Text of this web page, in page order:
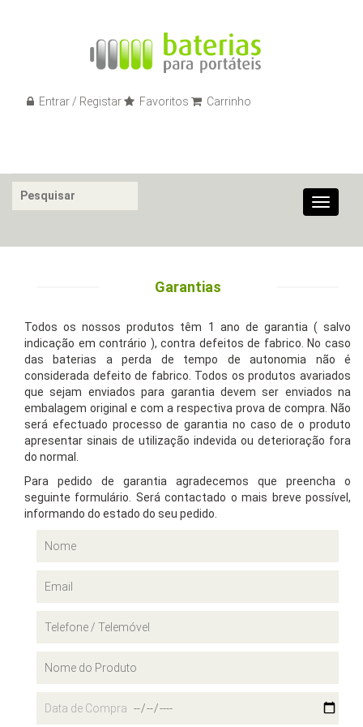
Entrar / Registar Favoritos Carrinho
Toggle
Garantias
Todos os nossos produtos têm 1 ano de garantia ( salvo
indicação em contrário ), contra defeitos de fabrico. No caso
das baterias a perda de tempo de autonomia não é
considerada defeito de fabrico. Todos os produtos avariados
que sejam enviados para garantia devem ser enviados na
embalagem original e com a respectiva prova de compra. Não
será efectuado processo de garantia no caso de o produto
apresentar sinais de utilização indevida ou deterioração fora
do normal.
Para pedido de garantia agradecemos que preencha o
seguinte formulário. Será contactado o mais breve possível,
informando do estado do seu pedido.